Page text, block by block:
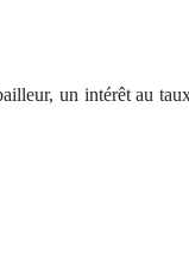
un intérêt au